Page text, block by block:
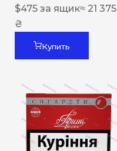
$475 за ящик≈ 21 375
₴
Купить